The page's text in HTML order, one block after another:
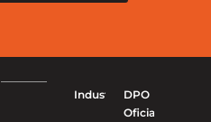
IndustriaisDPO
Oficial